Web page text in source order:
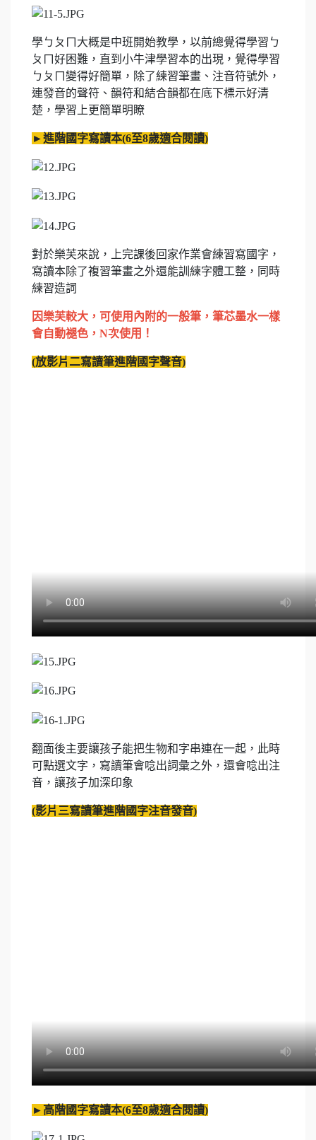
學ㄅㄆㄇ大概是中班開始教學，以前總覺得學習ㄅ
ㄆㄇ好困難，直到小牛津學習本的出現，覺得學習
ㄅㄆㄇ變得好簡單，除了練習筆畫、注音符號外，
連發音的聲符、韻符和結合韻都在底下標示好清
楚，學習上更簡單明瞭
►進階國字寫讀本(6至8歲適合閱讀)
對於樂芙來說，上完課後回家作業會練習寫國字，
寫讀本除了複習筆畫之外還能訓練字體工整，同時
練習造詞
因樂芙較大，可使用內附的一般筆， 筆芯墨水一樣
會自動褪色，N次使用！
(放影片二寫讀筆進階國字聲音)
翻面後主要讓孩子能把生物和字串連在一起，此時
可點選文字，寫讀筆會唸出詞彙之外，還會唸出注
音，讓孩子加深印象
(影片三寫讀筆進階國字注音發音)
► 高階國字寫讀本(6至8歲適合閱讀)